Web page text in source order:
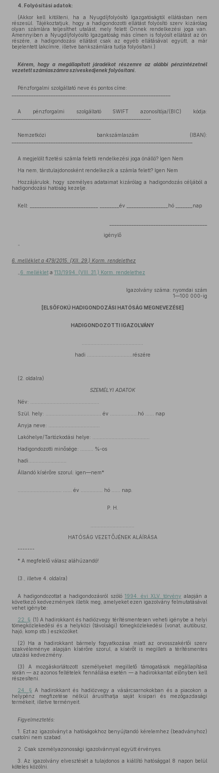
4. Folyósítási adatok:
(Akkor kell kitölteni, ha a Nyugdíjfolyósító Igazgatóságtól ellátásban nem
részesül. Tájékoztatjuk, hogy a hadigondozotti ellátást folyósító szerv kizárólag
olyan számlára teljesíthet utalást, mely felett Önnek rendelkezési joga van.
Amennyiben a Nyugdíjfolyósító Igazgatóság más címen is folyósít ellátást az ön
részére, a hadigondozási ellátást csak az egyéb ellátásával együtt, a már
bejelentett lakcímre, illetve bankszámlára tudja folyósítani.)
Kérem, hogy a megállapított járadékot részemre az alábbi pénzintézetnél
vezetett számlaszámra szíveskedjenek folyósítani.
Pénzforgalmi szolgáltató neve és pontos címe:
A pénzforgalmi szolgáltató SWIFT azonosítója/(BIC) kódja:
Nemzetközi bankszámlaszám (IBAN):
A megjelölt fizetési számla feletti rendelkezési joga önálló? Igen Nem
Ha nem, társtulajdonosként rendelkezik a számla felett? Igen Nem
Hozzájárulok, hogy személyes adataimat kizárólag a hadigondozás céljából a
hadigondozási hatóság kezelje.
Kelt: ____________________________ ________év _________________hó _______nap
igénylő
”
6. melléklet a 479/2015. (XII. 29.) Korm. rendelethez
6. melléklet a 113/1994. (VIII. 31.) Korm. rendelethez
Igazolvány száma: nyomdai szám
1—100 000-ig
[ELSŐFOKÚ HADIGONDOZÁSI HATÓSÁG MEGNEVEZÉSE]
HADIGONDOZOTTI IGAZOLVÁNY
hadi ...............................részére
(2. oldalra)
SZEMÉLYI ADATOK
Név: ...............................................
Szül. hely: ...................................... év ...................hó ...... nap
Anyja neve: ...................................
Lakóhelye/Tartózkodási helye: .......................................
Hadigondozotti minősége: ......... %-os
hadi..........................
Állandó kísérőre szorul: igen—nem*
………………………… …… év …………… hó …… nap.
P. H.
HATÓSÁG VEZETŐJÉNEK ALÁÍRÁSA
-------
* A megfelelő válasz aláhúzandó!
(3., illetve 4. oldalra)
A hadigondozottat a hadigondozásról szóló 1994. évi XLV. törvény alapján a
következő kedvezmények illetik meg, amelyeket ezen igazolvány felmutatásával
vehet igénybe:
22. § (1) A hadirokkant és hadiözvegy térítésmentesen veheti igénybe a helyi
tömegközlekedési és a helyközi (távolsági) tömegközlekedési (vonat, autóbusz,
hajó, komp stb.) eszközöket.
(2) Ha a hadirokkant bármely fogyatkozása miatt az orvosszakértői szerv
szakvéleménye alapján kísérőre szorul, a kísérőt is megilleti a térítésmentes
utazási kedvezmény.
(3) A mozgáskorlátozott személyeket megillető támogatások megállapítása
során — az azonos feltételek fennállása esetén — a hadirokkantat előnyben kell
részesíteni.
24. § A hadirokkant és hadiözvegy a vásárcsarnokokban és a piacokon a
helypénz megfizetése nélkül árusíthatja saját kisipari és mezőgazdasági
termékeit, illetve terményeit.
Figyelmeztetés:
1. Ezt az igazolványt a hatóságokhoz benyújtandó kérelemhez (beadványhoz)
csatolni nem szabad.
2. Csak személyazonossági igazolvánnyal együtt érvényes.
3. Az igazolvány elvesztését a tulajdonos a kiállító hatósággal 8 napon belül
köteles közölni.